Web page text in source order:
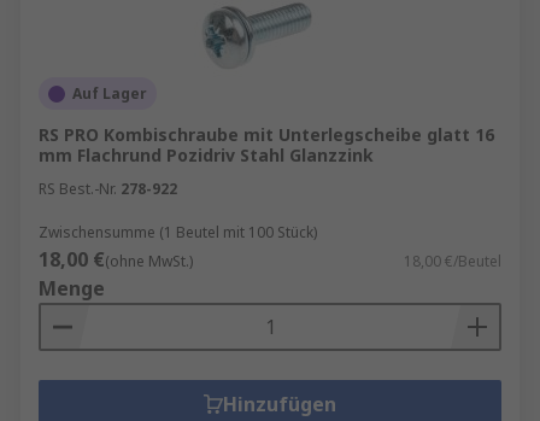
Auf Lager
RS PRO Kombischraube mit Unterlegscheibe glatt 16
mm Flachrund Pozidriv Stahl Glanzzink
RS Best.-Nr. 278-922
Zwischensumme (1 Beutel mit 100 Stück)
18,00 €(ohne MwSt.) 18,00 €/Beutel
Menge
Hinzufügen